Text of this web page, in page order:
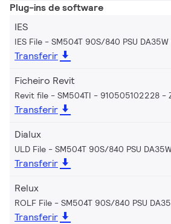
Plug-ins de software
IES
IES File - SM504T 90S/840 PSU DA35W
Transferir
Ficheiro Revit
Revit file - SM504TI - 910505102228
Transferir
Dialux
ULD File - SM504T 90S/840 PSU
Transferir
Relux
ROLF File - SM504T 90S/840 PSU
Transferir